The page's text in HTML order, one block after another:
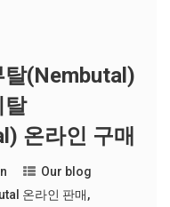
탈(Nembutal)
탈
온라인 구매
Our blog
온라인 판매,